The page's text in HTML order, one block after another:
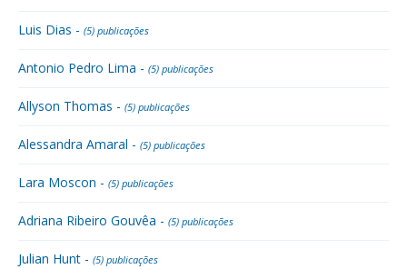
Luis Dias - (5) publicações
Antonio Pedro Lima - (5) publicações
Allyson Thomas - (5) publicações
Alessandra Amaral - (5) publicações
Lara Moscon - (5) publicações
Adriana Ribeiro Gouvêa - (5) publicações
Julian Hunt - (5) publicações